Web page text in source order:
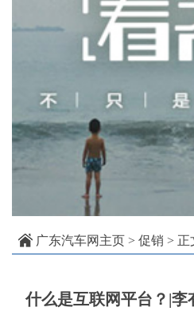
广东汽车网主页 > 促销 > 正
什么是互联网平台？|李